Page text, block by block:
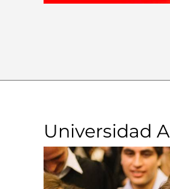
Universidad